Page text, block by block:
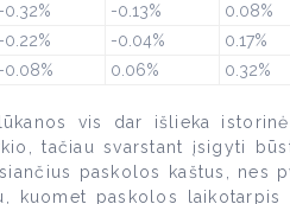
-0.32% -0.13% 0.08%
-0.22% -0.04% 0.17%
-0.08% 0.06% 0.32%
vis dar išlieka
tačiau svarstant įsigyti
paskolos kaštus, nes
kuomet paskolos laikotarpis